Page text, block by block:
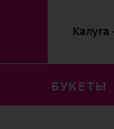
Калуга
БУКЕТЫ